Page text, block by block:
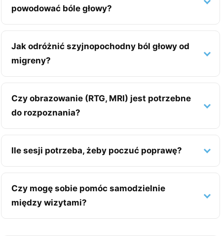
powodować bóle głowy?
Jak odróżnić szyjnopochodny ból głowy od
migreny?
Czy obrazowanie (RTG, MRI) jest potrzebne
do rozpoznania?
Ile sesji potrzeba, żeby poczuć poprawę?
Czy mogę sobie pomóc samodzielnie
między wizytami?